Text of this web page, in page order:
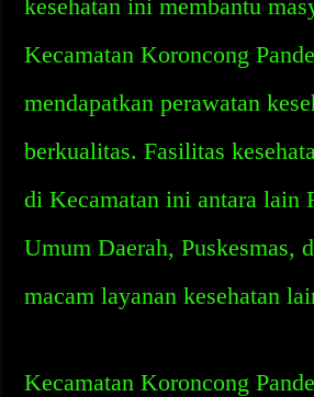
kesehatan ini membantu
Kecamatan Koroncong
mendapatkan perawatan
berkualitas. Fasilitas
di Kecamatan ini antara lain
Umum Daerah, Puskesmas,
macam layanan kesehatan
Kecamatan Koroncong